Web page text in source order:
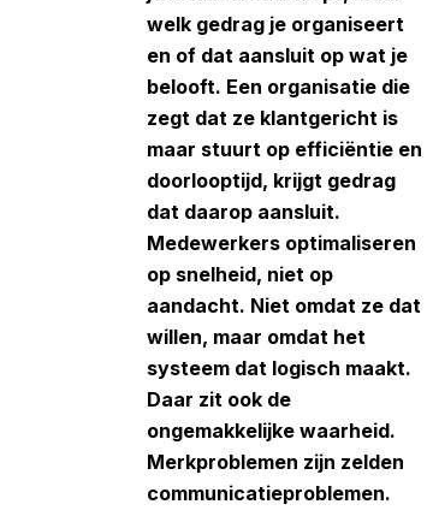
welk gedrag je organiseert
en of dat aansluit op wat je
belooft. Een organisatie die
zegt dat ze klantgericht is
maar stuurt op efficiëntie en
doorlooptijd, krijgt gedrag
dat daarop aansluit.
Medewerkers optimaliseren
op snelheid, niet op
aandacht. Niet omdat ze dat
willen, maar omdat het
systeem dat logisch maakt.
Daar zit ook de
ongemakkelijke waarheid.
Merkproblemen zijn zelden
communicatieproblemen.